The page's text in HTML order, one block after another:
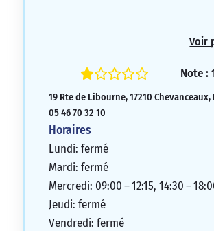
Voir
Note :
19 Rte de Libourne, 17210 Chevanceaux,
05 46 70 32 10
Horaires
Lundi: fermé
Mardi: fermé
Mercredi: 09:00 – 12:15, 14:30 –
Jeudi: fermé
Vendredi: fermé